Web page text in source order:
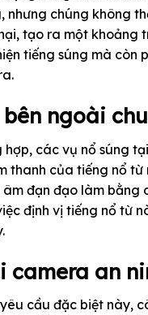
nhưng chúng không
tạo ra một
tiếng súng mà còn
ngoài
hợp, các vụ nổ súng
thanh của tiếng nổ
âm đạn đạo làm
định vị tiếng nổ từ
camera an
cầu đặc biệt này,